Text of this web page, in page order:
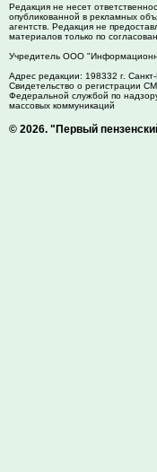
Редакция не несет
опубликованной в рекламных
агентств. Редакция не
материалов только по
Учредитель ООО
Адрес редакции: 198332 г.
Свидетельство о регистрации
Федеральной службой по
массовых коммуникаций
© 2026. "Первый